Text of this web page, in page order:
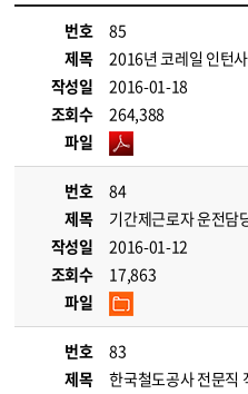
번호
85
제목
2016년 코레일 인턴
작성일
2016-01-18
조회수
264,388
파일
번호
84
제목
기간제근로자 운전담
작성일
2016-01-12
조회수
17,863
파일
번호
83
제목
한국철도공사 전문직